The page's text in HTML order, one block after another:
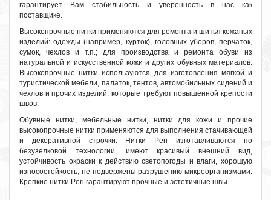
гарантирует Вам стабильность и уверенность в нас как
поставщике.
Высокопрочные нитки применяются для ремонта и шитья кожаных
изделий: одежды (например, курток), головных уборов, перчаток,
сумок, чехлов и т.п.; для производства и ремонта обуви из
натуральной и искусственной кожи и других обувных материалов.
Высокопрочные нитки используются для изготовления мягкой и
туристической мебели, палаток, тентов, автомобильных сидений и
чехлов и прочих изделий, которые требуют повышенной крепости
швов.
Обувные нитки, мебельные нитки, нитки для кожи и прочие
высокопрочные нитки применяются для выполнения стачивающей
и декоративной строчки. Нитки Peri изготавливаются по
безузелковой технологии, имеют красивый внешний вид,
устойчивость окраски к действию светопогоды и влаги, хорошую
износостойкость, не подвержены разрушению микроорганизмами.
Крепкие нитки Peri гарантируют прочные и эстетичные швы.